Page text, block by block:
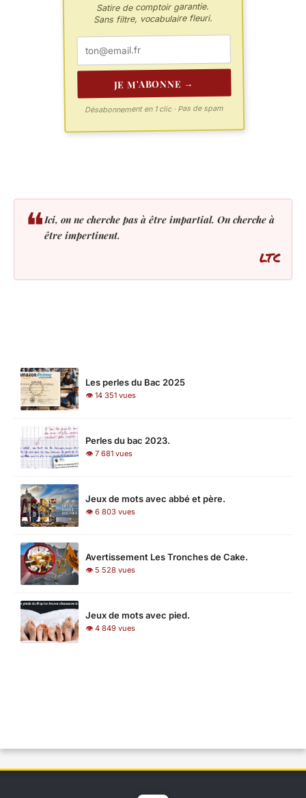
Satire de comptoir garantie.
Sans filtre, vocabulaire fleuri.
JE M'ABONNE →
Désabonnement en 1 clic · Pas de spam
❝Ici, on ne cherche pas à être impartial. On cherche à
être impertinent.
LTC
Les perles du Bac 2025
👁 14 351 vues
Perles du bac 2023.
👁 7 681 vues
Jeux de mots avec abbé et père.
👁 6 803 vues
Avertissement Les Tronches de Cake.
👁 5 528 vues
Jeux de mots avec pied.
👁 4 849 vues